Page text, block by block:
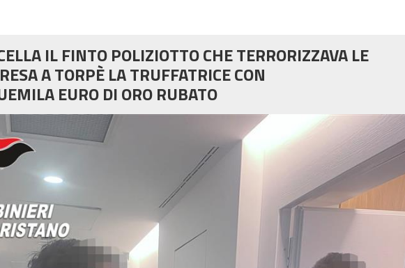
IL FINTO POLIZIOTTO CHE TERRORIZZAVA LE
A TORPÈ LA TRUFFATRICE CON
EURO DI ORO RUBATO